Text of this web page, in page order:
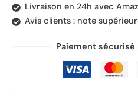
Livraison en 24h avec
Avis clients : note
Paiement sécurisé